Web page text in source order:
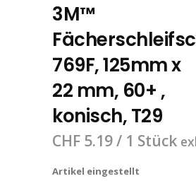
3M™
769F, 125mm x
22 mm, 60+ ,
konisch, T29
CHF 5.19/ 1 Stück
Artikel eingestellt